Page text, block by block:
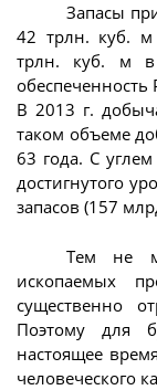
Запасы
42 трлн. куб. м
трлн. куб. м
В 2013 г.
таком объеме
63 года. С
достигнутого
запасов (157
Тем не
ископаемых
существенно
Поэтому для
настоящее
человеческого